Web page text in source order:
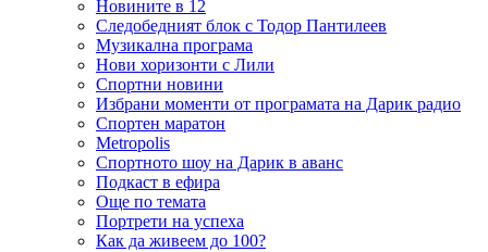
Новините в 12
Следобедният блок с Тодор Пантилеев
Музикална програма
Нови хоризонти с Лили
Спортни новини
Избрани моменти от програмата на Дарик радио
Спортен маратон
Metropolis
Спортното шоу на Дарик в аванс
Подкаст в ефира
Още по темата
Портрети на успеха
Как да живеем до 100?